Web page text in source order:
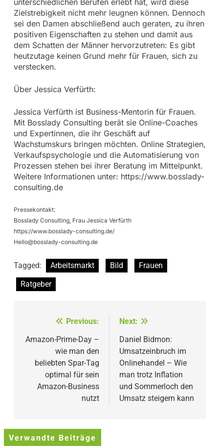
unterschiedlichen Berufen erlebt hat, wird diese
Zielstrebigkeit nicht mehr leugnen können. Dennoch
sei den Damen abschließend auch geraten, zu ihren
positiven Eigenschaften zu stehen und damit aus
dem Schatten der Männer hervorzutreten: Es gibt
heutzutage keinen Grund mehr für Frauen, sich zu
verstecken.
Über Jessica Verfürth:
Jessica Verfürth ist Business-Mentorin für Frauen.
Mit Bosslady Consulting berät sie Online-Coaches
und Expertinnen, die ihr Geschäft auf
Wachstumskurs bringen möchten. Online Strategien,
Verkaufspsychologie und die Automatisierung von
Prozessen stehen bei ihrer Beratung im Mittelpunkt.
Weitere Informationen unter: https://www.bosslady-
consulting.de
Pressekontakt:
Bosslady Consulting, Frau Jessica Verfürth
https://www.bosslady-consulting.de/
Hello@bosslady-consulting.de
Tagged: Arbeitsmarkt Bild
Frauen
Ratgeber
Beitragsnavigation
Previous:
Amazon-Prime-Day –
wie man den
beliebten Spar-Tag
optimal für sein
Amazon-Business
nutzt
Next:
Daniel Bidmon:
Umsatzeinbruch im
Onlinehandel – Wie
man trotz Inflation
und Sommerloch den
Umsatz steigern kann
Verwandte Beiträge